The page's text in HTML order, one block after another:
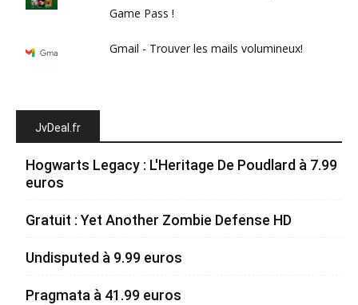
Game Pass !
Gmail - Trouver les mails volumineux!
JvDeal.fr
Hogwarts Legacy : L'Heritage De Poudlard à 7.99
euros
Gratuit : Yet Another Zombie Defense HD
Undisputed à 9.99 euros
Pragmata à 41.99 euros